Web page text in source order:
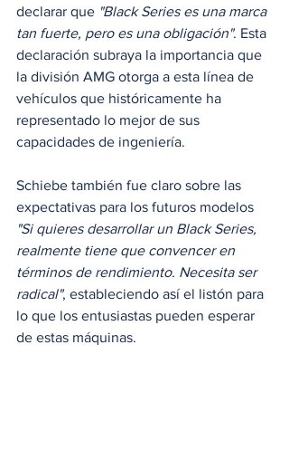
declarar que "Black Series es una marca
tan fuerte, pero es una obligación". Esta
declaración subraya la importancia que
la división AMG otorga a esta línea de
vehículos que históricamente ha
representado lo mejor de sus
capacidades de ingeniería.
Schiebe también fue claro sobre las
expectativas para los futuros modelos
"Si quieres desarrollar un Black Series,
realmente tiene que convencer en
términos de rendimiento. Necesita ser
radical", estableciendo así el listón para
lo que los entusiastas pueden esperar
de estas máquinas.